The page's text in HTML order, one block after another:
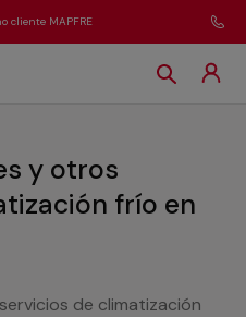
cliente MAPFRE
y otros
frío en
de climatización